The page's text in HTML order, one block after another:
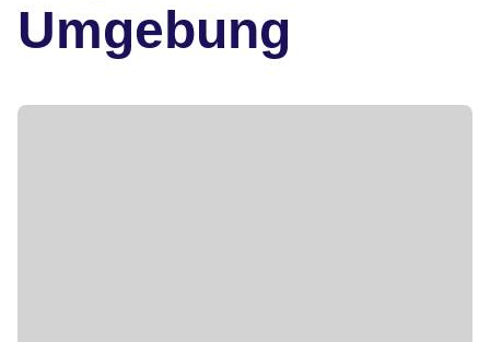
Umgebung